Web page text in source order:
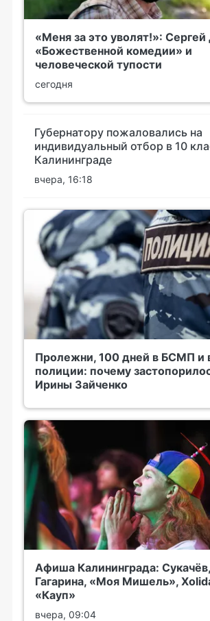
«Меня за это уволят!»:
«Божественной комедии» и
человеческой тупости
сегодня
Губернатору пожаловались на
индивидуальный отбор в 10
Калининграде
вчера, 16:18
Пролежни, 100 дней в БСМП и
полиции: почему
Ирины Зайченко
Афиша Калининграда:
Гагарина, «Моя Мишель»,
«Кауп»
вчера, 09:04